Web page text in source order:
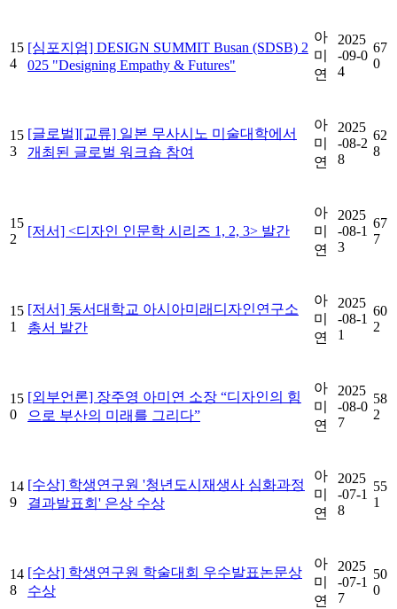
15
4
[심포지엄] DESIGN SUMMIT Busan (SDSB) 2
025 "Designing Empathy & Futures"
아
미
연
2025
-09-0
4
67
0
15
3
[글로벌][교류] 일본 무사시노 미술대학에서
개최된 글로벌 워크숍 참여
아
미
연
2025
-08-2
8
62
8
15
2
[저서] <디자인 인문학 시리즈 1, 2, 3> 발간
아
미
연
2025
-08-1
3
67
7
15
1
[저서] 동서대학교 아시아미래디자인연구소
총서 발간
아
미
연
2025
-08-1
1
60
2
15
0
[외부언론] 장주영 아미연 소장 “디자인의 힘
으로 부산의 미래를 그리다”
아
미
연
2025
-08-0
7
58
2
14
9
[수상] 학생연구원 '청년도시재생사 심화과정
결과발표회' 은상 수상
아
미
연
2025
-07-1
8
55
1
14
8
[수상] 학생연구원 학술대회 우수발표논문상
수상
아
미
연
2025
-07-1
7
50
0